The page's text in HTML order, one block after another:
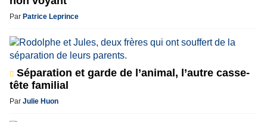
Par Patrice Leprince
Séparation et garde de l’animal, l’autre casse-
tête familial
Par Julie Huon